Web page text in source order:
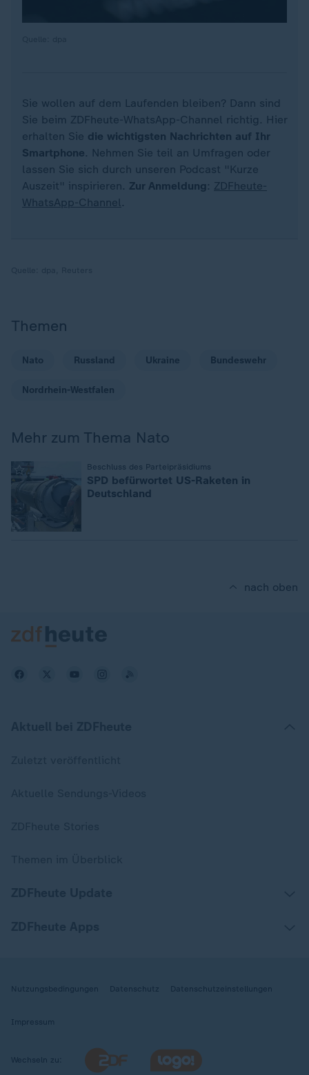
Sie wollen auf dem Laufenden bleiben? Dann sind
Sie beim ZDFheute-WhatsApp-Channel richtig. Hier
erhalten Sie die wichtigsten Nachrichten auf Ihr
Smartphone. Nehmen Sie teil an Umfragen oder
lassen Sie sich durch unseren Podcast "Kurze
Auszeit" inspirieren. Zur Anmeldung : ZDFheute-
WhatsApp-Channel.
Themen
Nato Russland Ukraine Bundeswehr
Nordrhein-Westfalen
Mehr zum Thema Nato
Beschluss des Parteipräsidiums
SPD befürwortet US-Raketen in
Deutschland
nach oben
Nutzungsbedingungen Datenschutz Datenschutzeinstellungen
Impressum
Wechseln zu: